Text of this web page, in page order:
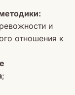
и
отношения к
;